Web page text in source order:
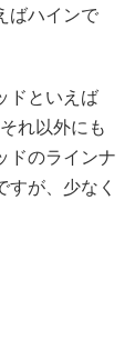
ばハインで
ドといえば
れ以外にも
ドのラインナ
が、少なく